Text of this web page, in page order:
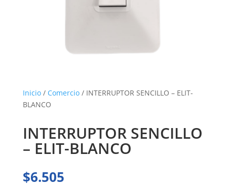
Inicio/ Comercio/ INTERRUPTOR SENCILLO – ELIT-
BLANCO
INTERRUPTOR SENCILLO
– ELIT-BLANCO
$6.505